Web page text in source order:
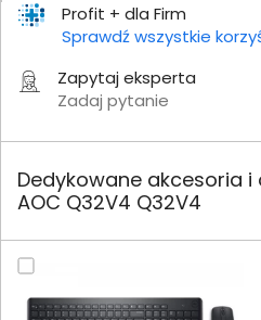
Profit + dla Firm
Sprawdź wszystkie
Zapytaj eksperta
Zadaj pytanie
Dedykowane akcesoria
AOC Q32V4 Q32V4